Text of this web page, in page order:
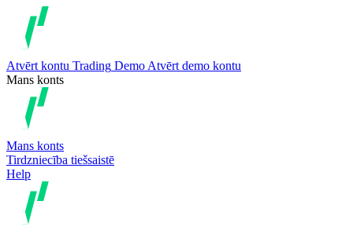
Atvērt kontu Trading Demo Atvērt demo kontu
Mans konts
Mans konts
Tirdzniecība tiešsaistē
Help